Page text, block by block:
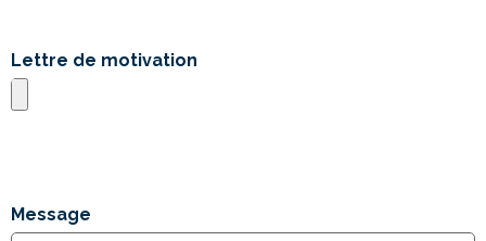
Lettre de motivation
Message